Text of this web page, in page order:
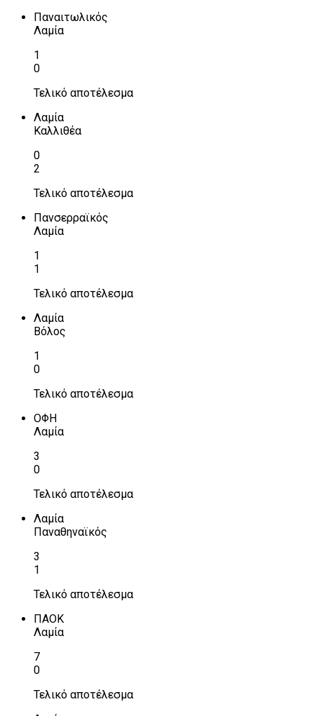
Παναιτωλικός
Λαμία
1
0
Τελικό αποτέλεσμα
Λαμία
Καλλιθέα
0
2
Τελικό αποτέλεσμα
Πανσερραϊκός
Λαμία
1
1
Τελικό αποτέλεσμα
Λαμία
Βόλος
1
0
Τελικό αποτέλεσμα
ΟΦΗ
Λαμία
3
0
Τελικό αποτέλεσμα
Λαμία
Παναθηναϊκός
3
1
Τελικό αποτέλεσμα
ΠΑΟΚ
Λαμία
7
0
Τελικό αποτέλεσμα